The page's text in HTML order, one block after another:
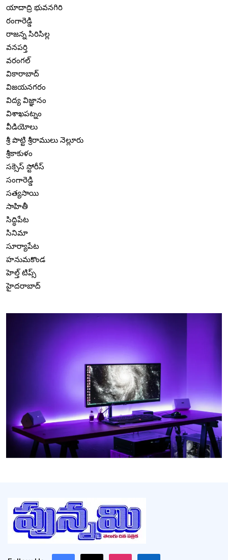
యాదాద్రి భువనగిరి
రంగారెడ్డి
రాజన్న సిరిసిల్ల
వనపర్తి
వరంగల్
వికారాబాద్
విజయనగరం
విద్య విజ్ఞానం
విశాఖపట్నం
వీడియోలు
శ్రీ పొట్టి శ్రీరాములు నెల్లూరు
శ్రీకాకుళం
సక్సెస్ స్టోరీస్
సంగారెడ్డి
సత్యసాయి
సాహితీ
సిద్ధిపేట
సినిమా
సూర్యాపేట
హనుమకొండ
హెల్త్ టిప్స్
హైదరాబాద్